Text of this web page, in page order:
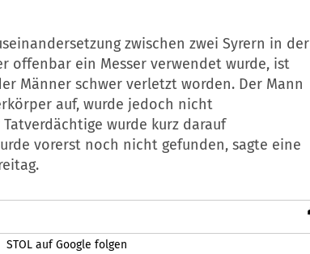
zwischen zwei Syrern in der
offenbar ein Messer verwendet wurde, ist
Männer schwer verletzt worden. Der Mann
auf, wurde jedoch nicht
wurde kurz darauf
vorerst noch nicht gefunden, sagte eine
STOL auf Google folgen